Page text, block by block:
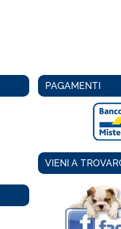
PAGAMENTI
VIENI A